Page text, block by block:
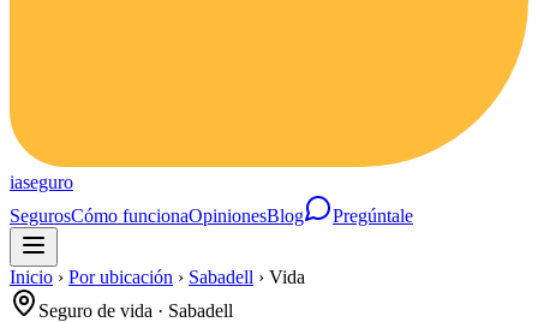
iaseguro
SegurosCómo funcionaOpinionesBlog Pregúntale
Inicio › Por ubicación › Sabadell › Vida
Seguro de vida · Sabadell